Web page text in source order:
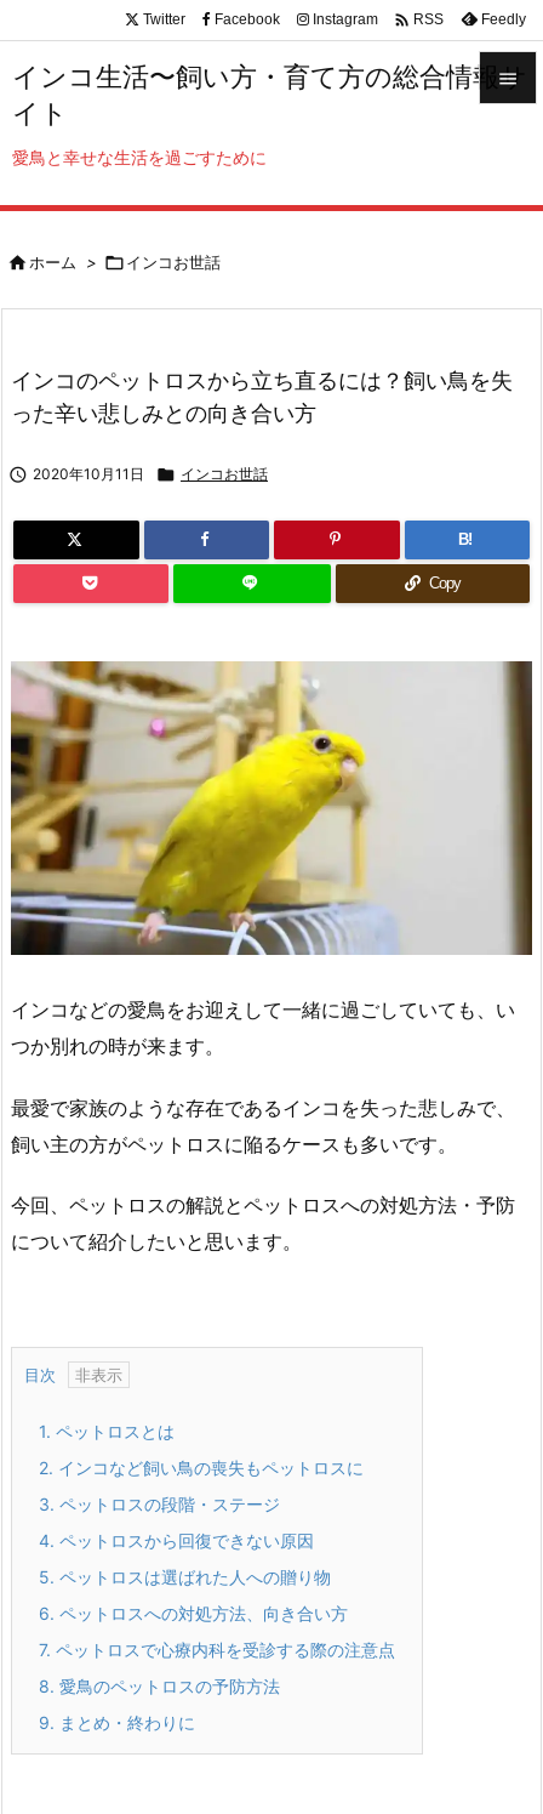
インコ生活〜飼い方・育て方の総合情報サ
イト
愛鳥と幸せな生活を過ごすために

サイド


Twitter Facebook Instagram  RSS Feedly
ホーム > インコお世話
インコのペットロスから立ち直るには？飼い鳥を失
った辛い悲しみとの向き合い方
 2020年10月11日  インコお世話
B!
Copy
インコなどの愛鳥をお迎えして一緒に過ごしていても、い
つか別れの時が来ます。
最愛で家族のような存在であるインコを失った悲しみで、
飼い主の方がペットロスに陥るケースも多いです。
今回、ペットロスの解説とペットロスへの対処方法・予防
について紹介したいと思います。
目次
1. ペットロスとは
2. インコなど飼い鳥の喪失もペットロスに
3. ペットロスの段階・ステージ
4. ペットロスから回復できない原因
5. ペットロスは選ばれた人への贈り物
6. ペットロスへの対処方法、向き合い方
7. ペットロスで心療内科を受診する際の注意点
8. 愛鳥のペットロスの予防方法
9. まとめ・終わりに